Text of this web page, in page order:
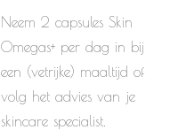
Neem 2 capsules Skin
Omegas+ per dag in bij
een (vetrijke) maaltijd of
volg het advies van je
skincare specialist.